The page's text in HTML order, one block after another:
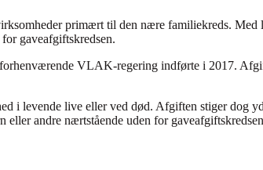
primært til den nære familiekreds. Med
gaveafgiftskredsen.
VLAK-regering indførte i 2017.
i levende live eller ved død. Afgiften stiger dog
andre nærtstående uden for